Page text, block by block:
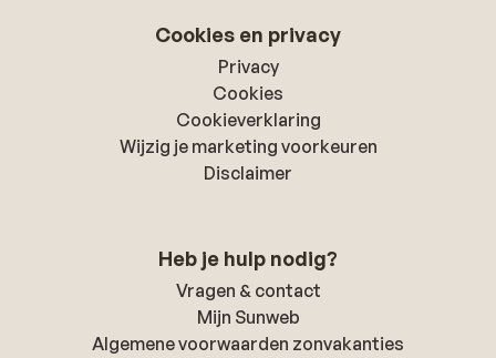
Cookies en privacy
Privacy
Cookies
Cookieverklaring
Wijzig je marketing voorkeuren
Disclaimer
Heb je hulp nodig?
Vragen & contact
Mijn Sunweb
Algemene voorwaarden zonvakanties